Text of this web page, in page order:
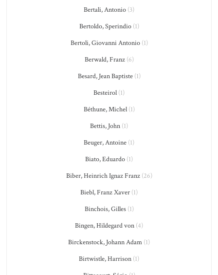
Bertali, Antonio (3)
Bertoldo, Sperindio(1)
Bertoli, Giovanni Antonio(1)
Berwald, Franz(6)
Besard, Jean Baptiste(1)
Besteirol (1)
Béthune, Michel(1)
Bettis, John (1)
Beuger, Antoine (1)
Biato, Eduardo (1)
Biber, Heinrich Ignaz Franz(26)
Biebl, Franz Xaver (1)
Binchois, Gilles(1)
Bingen, Hildegard von (4)
Birckenstock, Johann Adam (1)
Birtwistle, Harrison (1)